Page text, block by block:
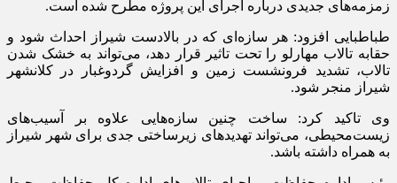
زمزمه‌های جدیدی درباره اجرای این پروژه مطرح شده است.
طباطبایی افزود: هر سازه‌ای که در بالادست شیراز احداث شود و
حقابه تالاب مهارلو را تحت تاثیر قرار دهد، می‌تواند به خشک شدن
تالاب، تشدید فرونشست زمین و افزایش گردوغبار در کلانشهر
شیراز منجر شود.
وی تاکید کرد: ساخت چنین سازه‌هایی علاوه بر آسیب‌های
زیست‌محیطی، می‌تواند تهدید‌های زیرساختی جدی برای شهر شیراز
به همراه داشته باشد.